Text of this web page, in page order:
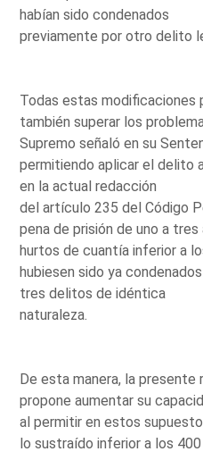
habían sido condenados
previamente por otro delito
Todas estas modificaciones
también superar los
Supremo señaló en su
permitiendo aplicar el delito
en la actual redacción
del artículo 235 del Código
pena de prisión de uno a
hurtos de cuantía inferior a
hubiesen sido ya
tres delitos de idéntica
naturaleza.
De esta manera, la
propone aumentar su
al permitir en estos
lo sustraído inferior a los